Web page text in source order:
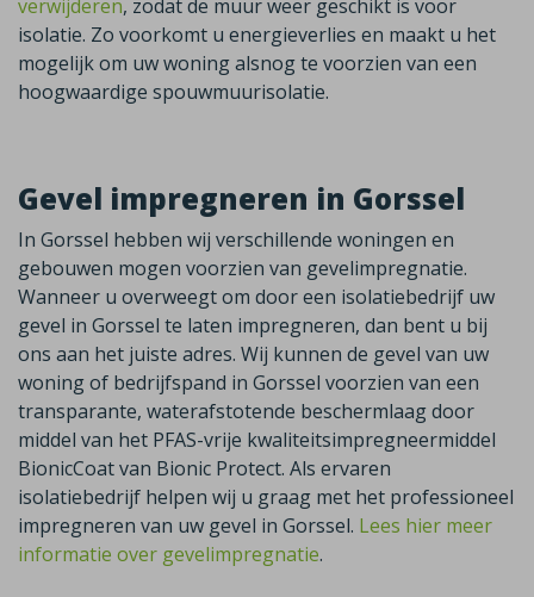
verwijderen, zodat de muur weer geschikt is voor
isolatie. Zo voorkomt u energieverlies en maakt u het
mogelijk om uw woning alsnog te voorzien van een
hoogwaardige spouwmuurisolatie.
Gevel impregneren in Gorssel
In Gorssel hebben wij verschillende woningen en
gebouwen mogen voorzien van gevelimpregnatie.
Wanneer u overweegt om door een isolatiebedrijf uw
gevel in Gorssel te laten impregneren, dan bent u bij
ons aan het juiste adres. Wij kunnen de gevel van uw
woning of bedrijfspand in Gorssel voorzien van een
transparante, waterafstotende beschermlaag door
middel van het PFAS-vrije kwaliteitsimpregneermiddel
BionicCoat van Bionic Protect. Als ervaren
isolatiebedrijf helpen wij u graag met het professioneel
impregneren van uw gevel in Gorssel. Lees hier meer
informatie over gevelimpregnatie.